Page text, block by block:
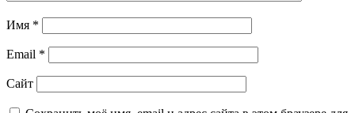
Имя *
Email *
Сайт